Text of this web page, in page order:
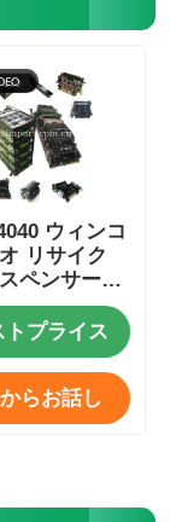
ウィンコ
リサイク
ペンサー・
ル ATM 交換
トプライス
らお話し